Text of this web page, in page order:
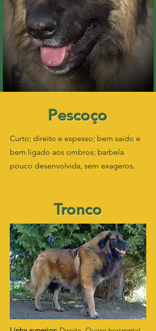
Pescoço
Curto; direito e espesso; bem saído e
bem ligado aos ombros; barbela
pouco desenvolvida, sem exageros.
Tronco